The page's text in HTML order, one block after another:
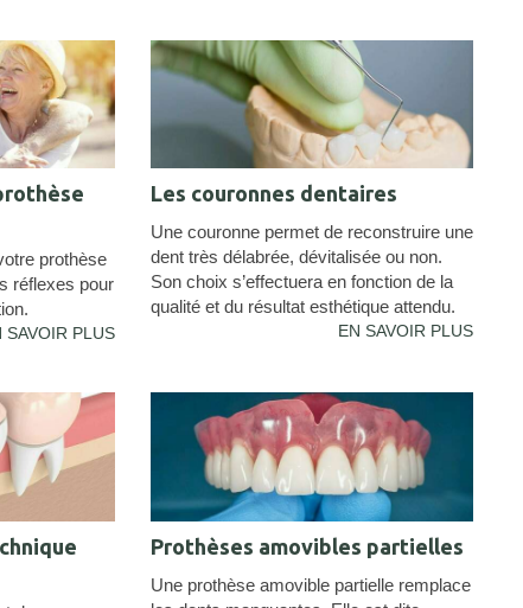
prothèse
réflexes pour
SAVOIR PLUS
Les couronnes dentaires
Une couronne permet de reconstruire une
dent très délabrée, dévitalisée ou non.
Son choix s’effectuera en fonction de la
qualité et du résultat esthétique attendu.
EN SAVOIR PLUS
Prothèses amovibles partielles
Une prothèse amovible partielle remplace